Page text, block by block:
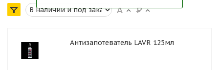
Антизапотеватель LAVR 125мл